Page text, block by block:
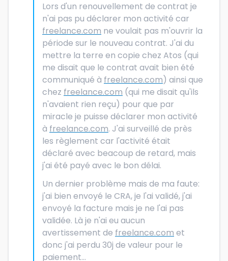
Lors d'un renouvellement de contrat je
n'ai pas pu déclarer mon activité car
freelance.com ne voulait pas m'ouvrir la
période sur le nouveau contrat. J'ai du
mettre la terre en copie chez Atos (qui
me disait que le contrat avait bien été
communiqué à freelance.com) ainsi que
chez freelance.com (qui me disait qu'ils
n'avaient rien reçu) pour que par
miracle je puisse déclarer mon activité
à freelance.com. J'ai surveillé de près
les règlement car l'activité était
déclaré avec beacoup de retard, mais
j'ai été payé avec le bon délai.
Un dernier problème mais de ma faute:
j'ai bien envoyé le CRA, je l'ai validé, j'ai
envoyé la facture mais je ne l'ai pas
validée. Là je n'ai eu aucun
avertissement de freelance.com et
donc j'ai perdu 30j de valeur pour le
paiement...